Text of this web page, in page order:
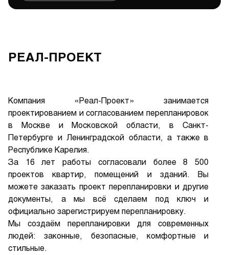
РЕАЛ-ПРОЕКТ
Компания «Реал-Проект» занимается
проектированием и согласованием перепланировок
в Москве и Московской области, в Санкт-
Петербурге и Ленинградской области, а также в
Республике Карелия.
За 16 лет работы согласовали более 8 500
проектов квартир, помещений и зданий. Вы
можете заказать проект перепланировки и другие
документы, а мы всё сделаем под ключ и
официально зарегистрируем перепланировку.
Мы создаём перепланировки для современных
людей: законные, безопасные, комфортные и
стильные.